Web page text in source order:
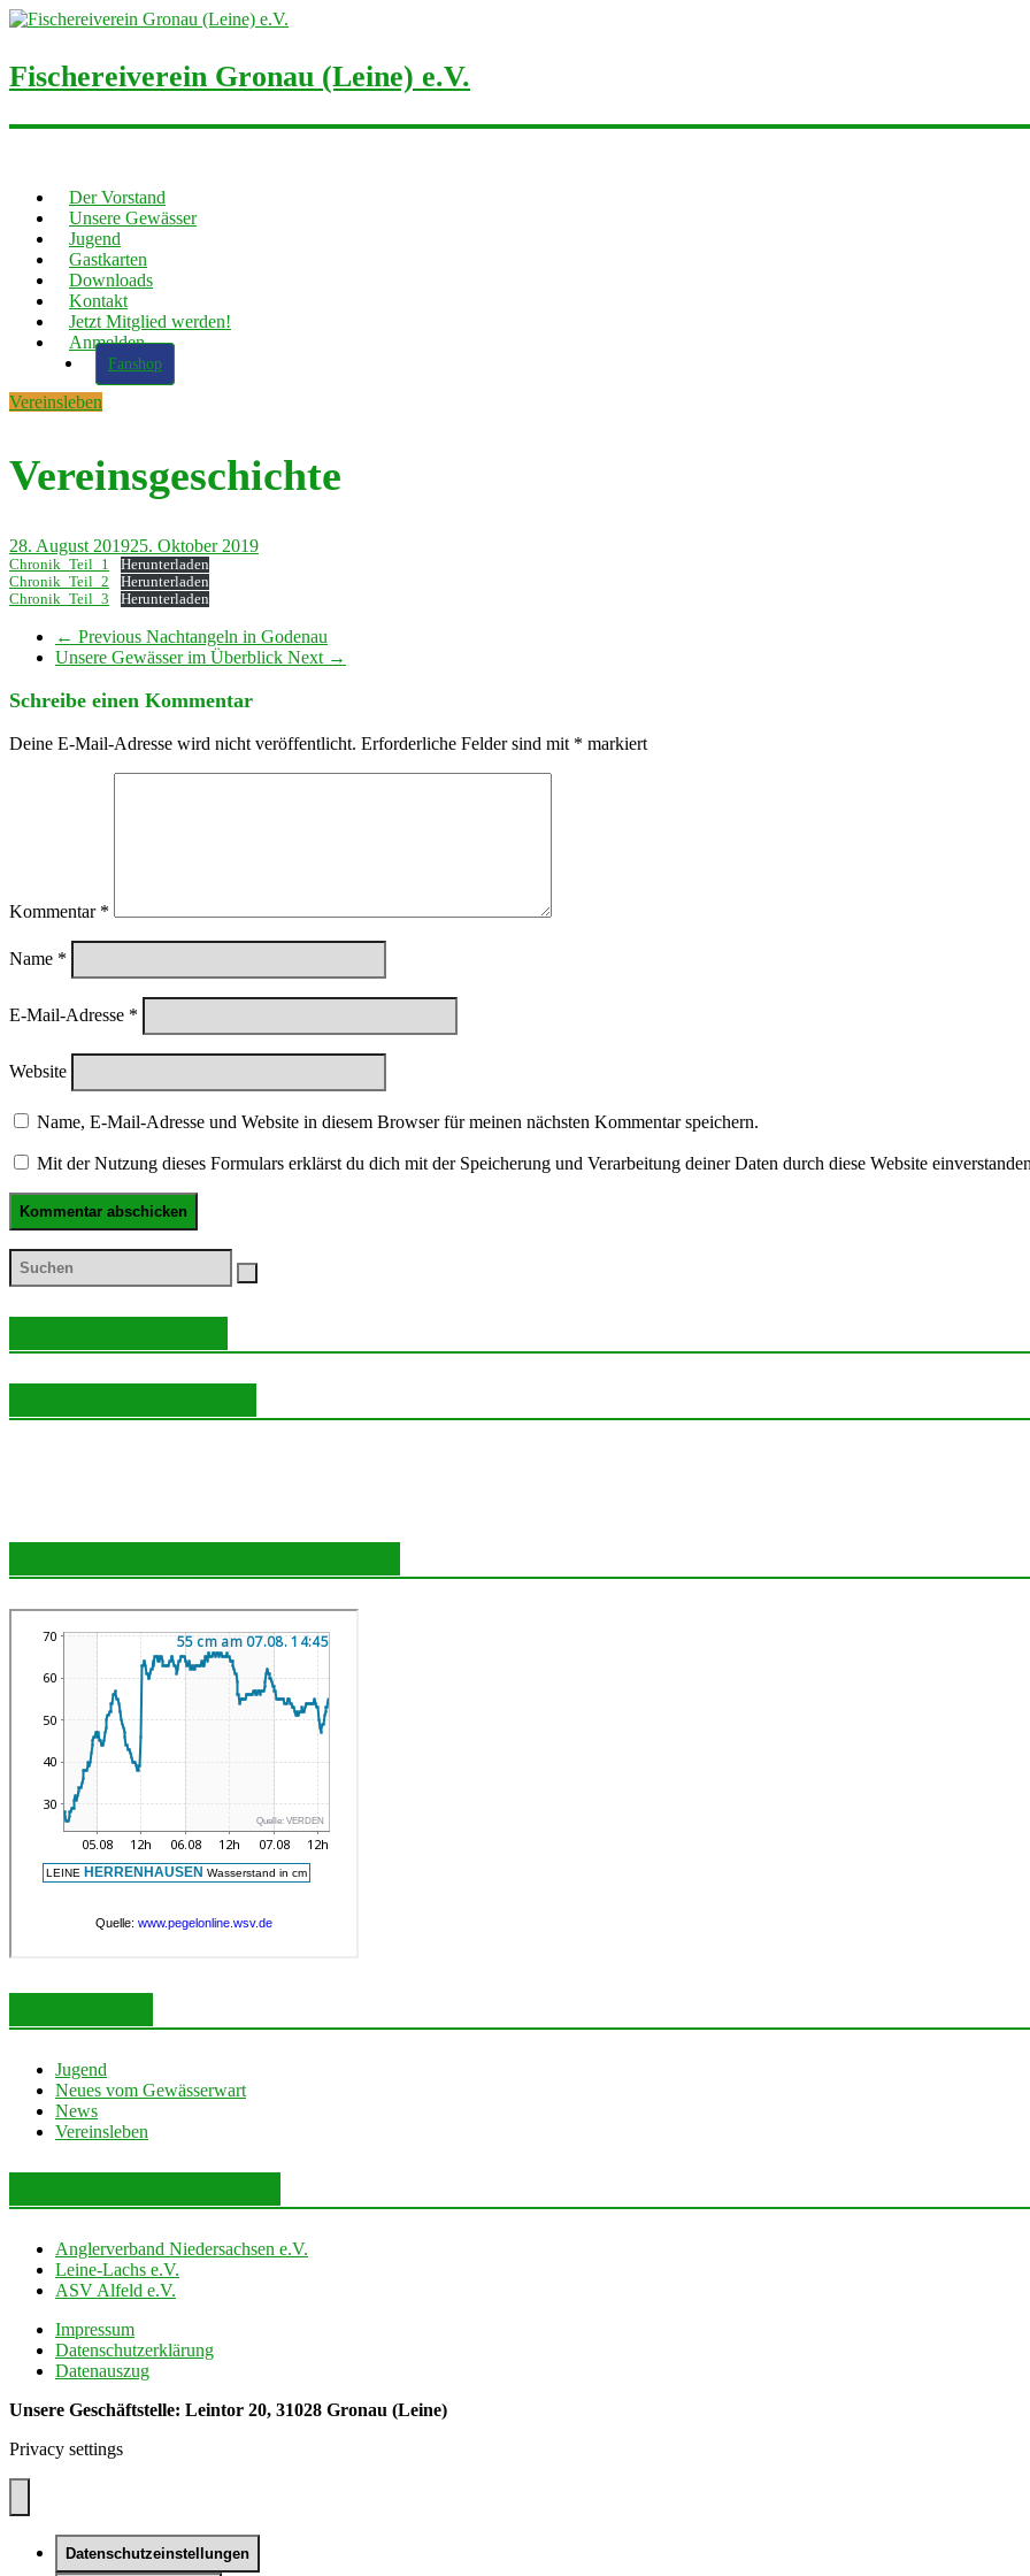
Fischereiverein Gronau (Leine) e.V.
Der Vorstand
Unsere Gewässer
Jugend
Gastkarten
Downloads
Kontakt
Jetzt Mitglied werden!
Anmelden
Fanshop
Vereinsleben
Vereinsgeschichte
28. August 201925. Oktober 2019
Chronik_Teil_1
Herunterladen
Chronik_Teil_2
Herunterladen
Chronik_Teil_3
Herunterladen
← Previous Nachtangeln in Godenau
Unsere Gewässer im Überblick Next →
Schreibe einen Kommentar
Deine E-Mail-Adresse wird nicht veröffentlicht. Erforderliche Felder sind mit * markiert
Kommentar *
Name *
E-Mail-Adresse *
Website
Name, E-Mail-Adresse und Website in diesem Browser für meinen nächsten Kommentar speichern.
Mit der Nutzung dieses Formulars erklärst du dich mit der Speicherung und Verarbeitung deiner Daten durch diese Website
Jugend
Neues vom Gewässerwart
News
Vereinsleben
Anglerverband Niedersachsen e.V.
Leine-Lachs e.V.
ASV Alfeld e.V.
Impressum
Datenschutzerklärung
Datenauszug
Unsere Geschäftstelle: Leintor 20, 31028 Gronau (Leine)
Privacy settings
Datenschutzeinstellungen